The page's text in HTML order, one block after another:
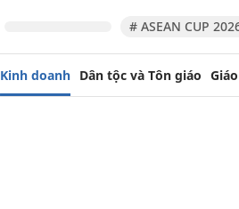
# ASEAN CUP
Kinh doanh Dân tộc và Tôn giáo